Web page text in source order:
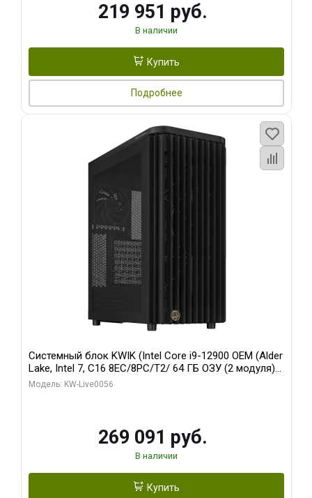
219 951 руб.
В наличии
Купить
Подробнее
Системный блок KWIK (Intel Core i9-12900 OEM (Alder
Lake, Intel 7, C16 8EC/8PC/T2/ 64 ГБ ОЗУ (2 модуля)/
Palit RTX5080 INFINITY 3 OC 16GB GDDR7 256bit 3xDP
Модель: KW-Live0056
269 091 руб.
В наличии
Купить